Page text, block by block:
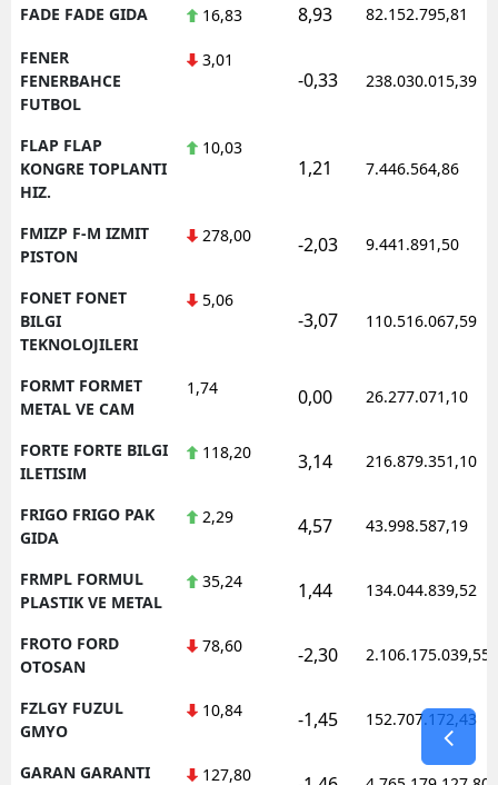
FADE FADE GIDA 16,83 8,93 82.152.795,81
FENER
FENERBAHCE
FUTBOL
3,01
-0,33 238.030.015,39
FLAP FLAP
KONGRE TOPLANTI
HIZ.
10,03
1,21 7.446.564,86
FMIZP F-M IZMIT
PISTON
278,00 -2,03 9.441.891,50
FONET FONET
BILGI
TEKNOLOJILERI
5,06
-3,07 110.516.067,59
FORMT FORMET
METAL VE CAM
1,74 0,00 26.277.071,10
FORTE FORTE BILGI
ILETISIM
118,20 3,14 216.879.351,10
FRIGO FRIGO PAK
GIDA
2,29 4,57 43.998.587,19
FRMPL FORMUL
PLASTIK VE METAL
35,24 1,44 134.044.839,52
FROTO FORD
OTOSAN
78,60 -2,30 2.106.175.039,55
FZLGY FUZUL
GMYO
10,84 -1,45 152.707.172,43
GARAN GARANTI
127,80